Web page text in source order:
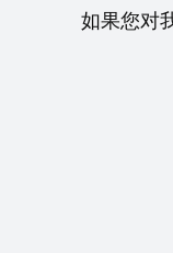
如果您对